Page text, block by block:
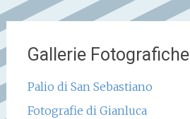
Gallerie Fotografiche
Palio di San Sebastiano
Fotografie di Gianluca